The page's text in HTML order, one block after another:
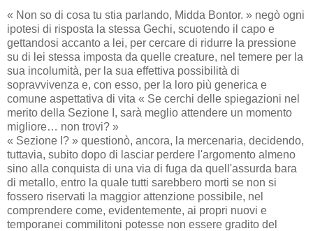
« Non so di cosa tu stia parlando, Midda Bontor. » negò ogni
ipotesi di risposta la stessa Gechi, scuotendo il capo e
gettandosi accanto a lei, per cercare di ridurre la pressione
su di lei stessa imposta da quelle creature, nel temere per la
sua incolumità, per la sua effettiva possibilità di
sopravvivenza e, con esso, per la loro più generica e
comune aspettativa di vita « Se cerchi delle spiegazioni nel
merito della Sezione I, sarà meglio attendere un momento
migliore… non trovi? »
« Sezione I? » questionò, ancora, la mercenaria, decidendo,
tuttavia, subito dopo di lasciar perdere l'argomento almeno
sino alla conquista di una via di fuga da quell'assurda bara
di metallo, entro la quale tutti sarebbero morti se non si
fossero riservati la maggior attenzione possibile, nel
comprendere come, evidentemente, ai propri nuovi e
temporanei commilitoni potesse non essere gradito del